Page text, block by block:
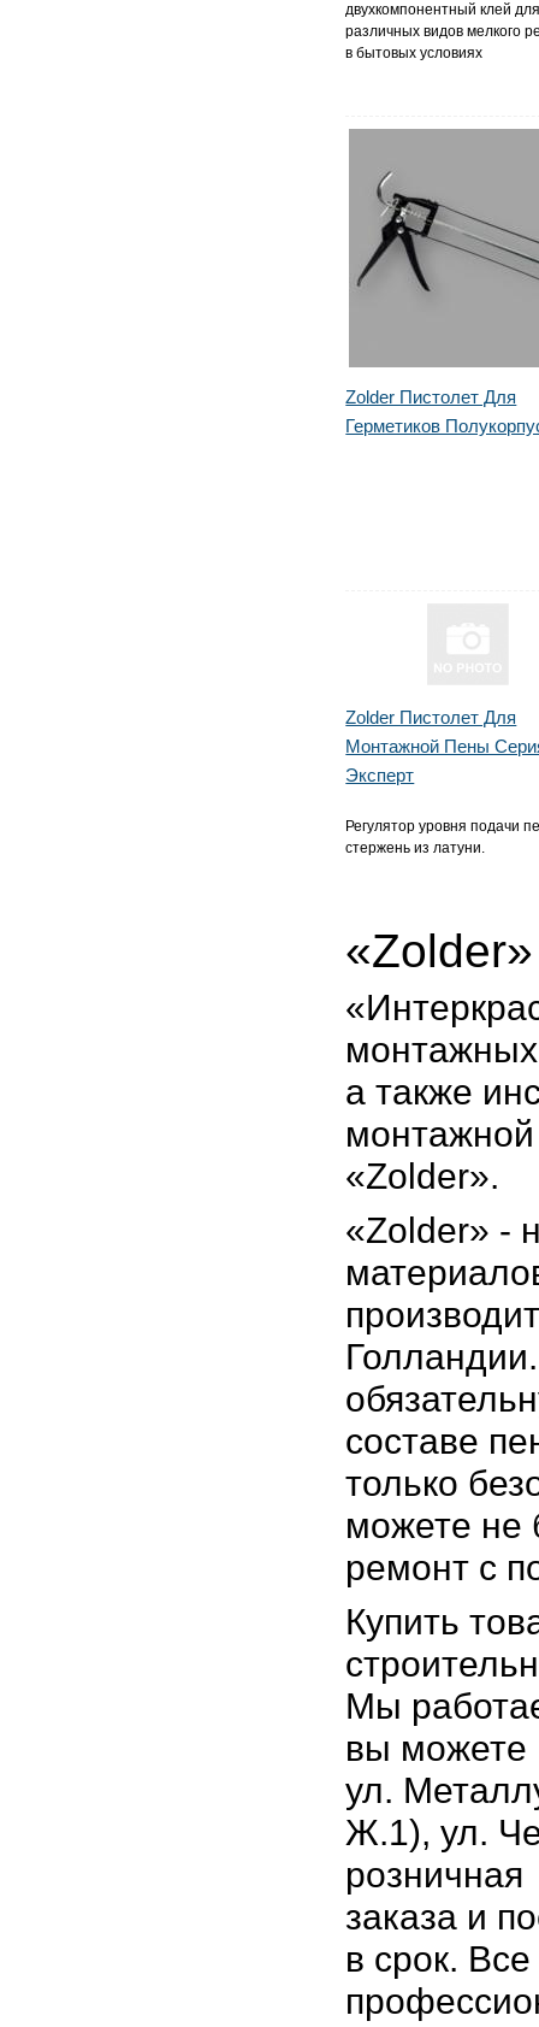
двухкомпонентный клей
различных видов мелкого
в бытовых условиях
Zolder Пистолет Для
Герметиков
Zolder Пистолет Для
Монтажной Пены
Эксперт
Регулятор уровня подачи
стержень из латуни.
«Zolder»
монтажных
а также
«Zolder».
«Zolder» -
составе
только
можете не
ремонт с
Купить
Мы
вы можете
ул.
Ж.1), ул.
розничная
заказа и
в срок.